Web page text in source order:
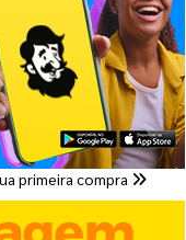
primeira compra